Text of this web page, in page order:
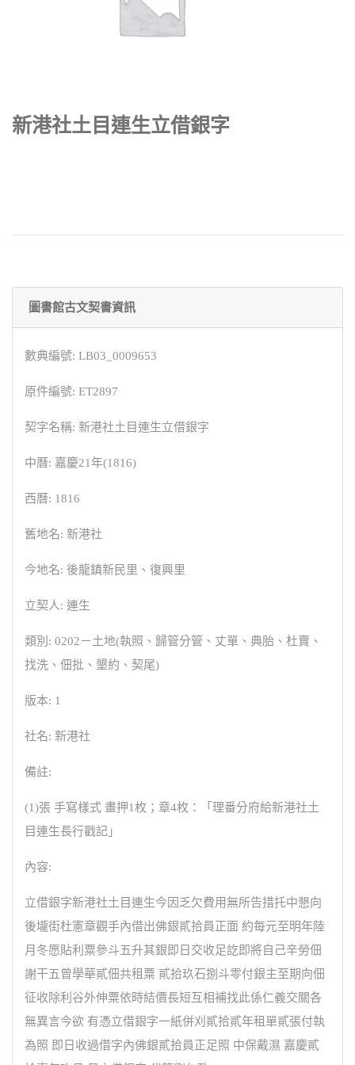
新港社土目連生立借銀字
圖書館古文契書資訊
數典編號: LB03_0009653
原件編號: ET2897
契字名稱: 新港社土目連生立借銀字
中曆: 嘉慶21年(1816)
西曆: 1816
舊地名: 新港社
今地名: 後龍鎮新民里、復興里
立契人: 連生
類別: 0202－土地(執照、歸管分管、丈單、典胎、杜賣、
找洗、佃批、墾約、契尾)
版本: 1
社名: 新港社
備註:
(1)張 手寫樣式 畫押1枚；章4枚：「理番分府給新港社土
目連生長行戳記」
內容:
立借銀字新港社土目連生今因乏欠費用無所告措托中懇向
後壠街杜憲章觀手內借出佛銀貳拾員正面 約每元至明年陸
月冬愿貼利粟參斗五升其銀即日交收足訖即將自己辛勞佃
謝干五曾學華貳佃共租粟 貳拾玖石捌斗零付銀主至期向佃
征收除利谷外伸粟依時結價長短互相補找此係仁義交關各
無異言今欲 有憑立借銀字一紙併刈貳拾貳年租單貳張付執
為照 即日收過借字內佛銀貳拾員正足照 中保戴濕 嘉慶貳